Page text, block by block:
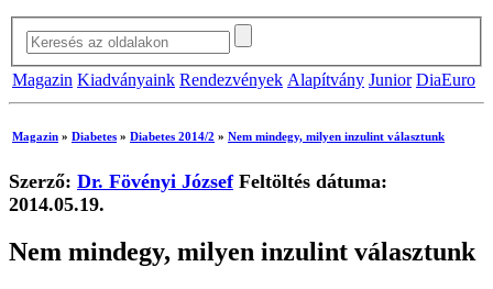
Magazin Kiadványaink Rendezvények Alapítvány Junior DiaEuro
Magazin » Diabetes » Diabetes 2014/2 » Nem mindegy, milyen inzulint választunk
Szerző: Dr. Fövényi József Feltöltés dátuma:
2014.05.19.
Nem mindegy, milyen inzulint választunk